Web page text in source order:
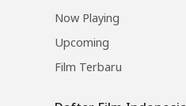
Now Playing
Upcoming
Film Terbaru